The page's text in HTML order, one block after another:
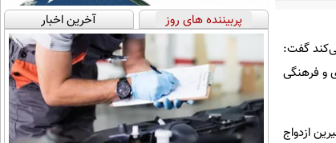
گفت:
و فرهنگی
ازدواج
پربیننده های روز آخرین اخبار